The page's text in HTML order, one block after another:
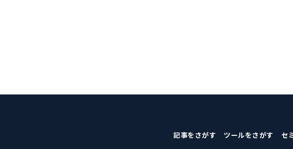
記事をさがす ツールをさがす セ